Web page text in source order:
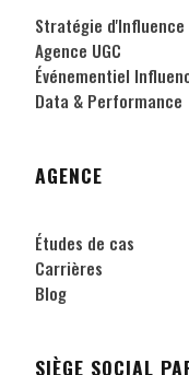
Stratégie d'Influence
Agence UGC
Événementiel
Data & Performance
AGENCE
Études de cas
Carrières
Blog
SIÈGE SOCIAL